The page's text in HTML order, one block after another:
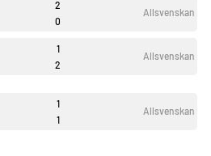
2
0
Allsvenskan
1
2
Allsvenskan
1
1
Allsvenskan